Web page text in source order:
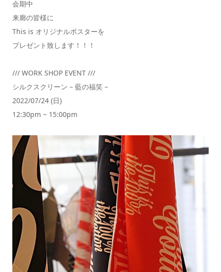
会期中
来廊の皆様に
This is オリジナルポスターを
プレゼント致します！！！
/// WORK SHOP EVENT ///
シルクスクリーン – 藍の福笑 –
2022/07/24 (日)
12:30pm ~ 15:00pm